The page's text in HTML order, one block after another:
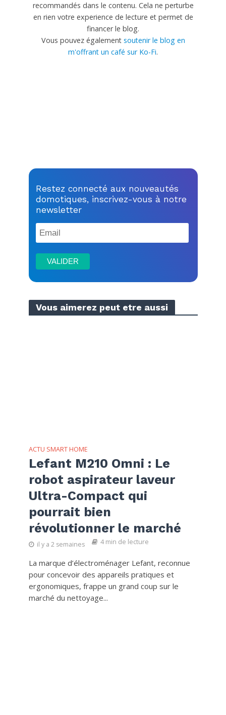
recommandés dans le contenu. Cela ne perturbe
en rien votre experience de lecture et permet de
financer le blog.
Vous pouvez également soutenir le blog en
m'offrant un café sur Ko-Fi.
Restez connecté aux nouveautés
domotiques, inscrivez-vous à notre
newsletter
Vous aimerez peut etre aussi
ACTU SMART HOME
Lefant M210 Omni : Le
robot aspirateur laveur
Ultra-Compact qui
pourrait bien
révolutionner le marché
il y a 2 semaines 4 min de lecture
La marque d’électroménager Lefant, reconnue
pour concevoir des appareils pratiques et
ergonomiques, frappe un grand coup sur le
marché du nettoyage...